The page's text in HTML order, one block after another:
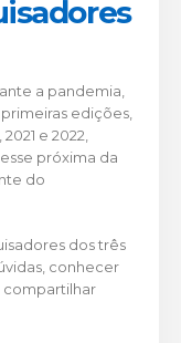
a pandemia,
edições,
e 2022,
próxima da
do
dos três
conhecer
compartilhar